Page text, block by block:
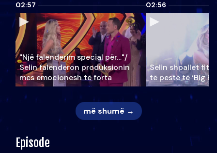
02:57
"Një falenderim special për…"/
Selin falënderon produksionin
mes emocionesh të forta
02:56
Selin shpallet
të pestë të ‘Big
më shumë →
Episode